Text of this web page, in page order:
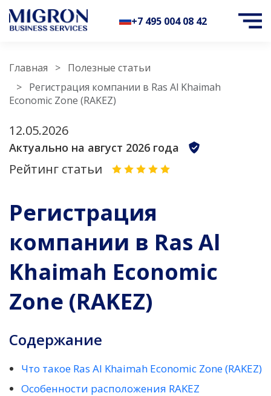
+7 495 004 08 42
Главная
Полезные статьи
Регистрация компании в Ras Al Khaimah
Economic Zone (RAKEZ)
12.05.2026
Актуально на август 2026 года
Рейтинг статьи
Регистрация
компании в Ras Al
Khaimah Economic
Zone (RAKEZ)
Содержание
Что такое Ras Al Khaimah Economic Zone (RAKEZ)
Особенности расположения RAKEZ